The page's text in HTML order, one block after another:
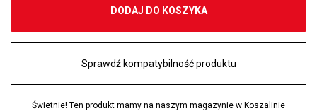
DODAJ DO KOSZYKA
Sprawdź kompatybilność produktu
Świetnie! Ten produkt mamy na naszym magazynie w Koszalinie